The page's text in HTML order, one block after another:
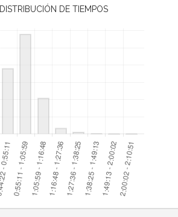
DISTRIBUCIÓN DE TIEMPOS